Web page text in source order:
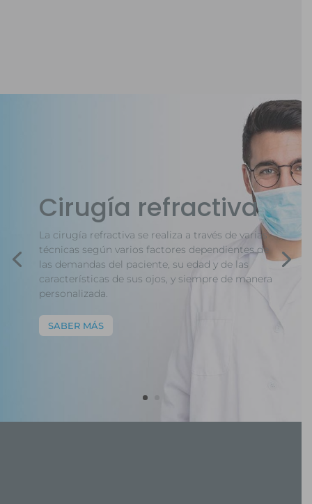
Cirugía refractiva
La cirugía refractiva se realiza a través de varias
técnicas según varios factores dependientes de
las demandas del paciente, su edad y de las
características de sus ojos, y siempre de manera
personalizada.
SABER MÁS